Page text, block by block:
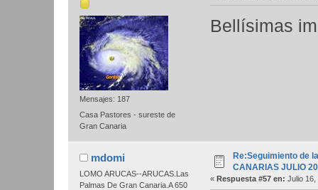
Mensajes: 187
Casa Pastores - sureste de
Gran Canaria
Bellísimas
mdomi
LOMO ARUCAS--ARUCAS.Las
Palmas De Gran Canaria.A 650
Re:Seguimiento de
CANARIAS JULIO
« Respuesta #57 en: Julio 16,